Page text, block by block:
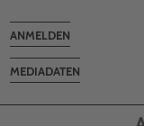
MEDIADATEN
Toggle
navigation
ANMELDEN